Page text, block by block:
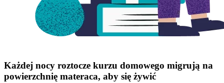
Każdej nocy roztocze kurzu domowego migrują na
powierzchnię materaca, aby się żywić